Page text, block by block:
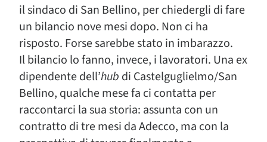
il sindaco di San Bellino, per chiedergli di fare
un bilancio nove mesi dopo. Non ci ha
risposto. Forse sarebbe stato in imbarazzo.
Il bilancio lo fanno, invece, i lavoratori. Una ex
dipendente dell’hub di Castelguglielmo/San
Bellino, qualche mese fa ci contatta per
raccontarci la sua storia: assunta con un
contratto di tre mesi da Adecco, ma con la